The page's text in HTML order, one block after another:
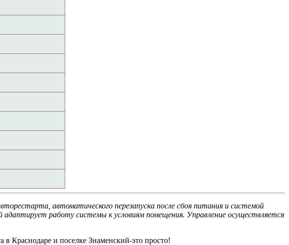
автоматического перезапуска после сбоя питания и системой
работу системы к условиям помещения. Управление осуществляется
Краснодаре и поселке Знаменский-это просто!